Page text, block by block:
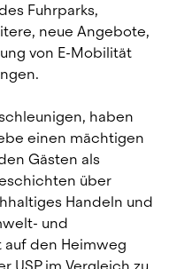
Fuhrparks,
neue Angebote,
von E-Mobilität
haben
einen mächtigen
Gästen als
über
Handeln und
und
auf den Heimweg